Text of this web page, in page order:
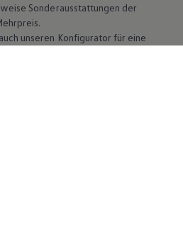
Sonderausstattungen der
unseren Konfigurator für eine